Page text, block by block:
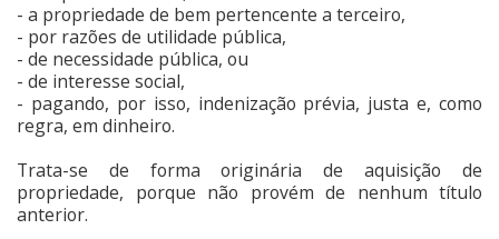
- a propriedade de bem pertencente a terceiro,
- por razões de utilidade pública,
- de necessidade pública, ou
- de interesse social,
- pagando, por isso, indenização prévia, justa e, como
regra, em dinheiro.
Trata-se de forma originária de aquisição de
propriedade, porque não provém de nenhum título
anterior.